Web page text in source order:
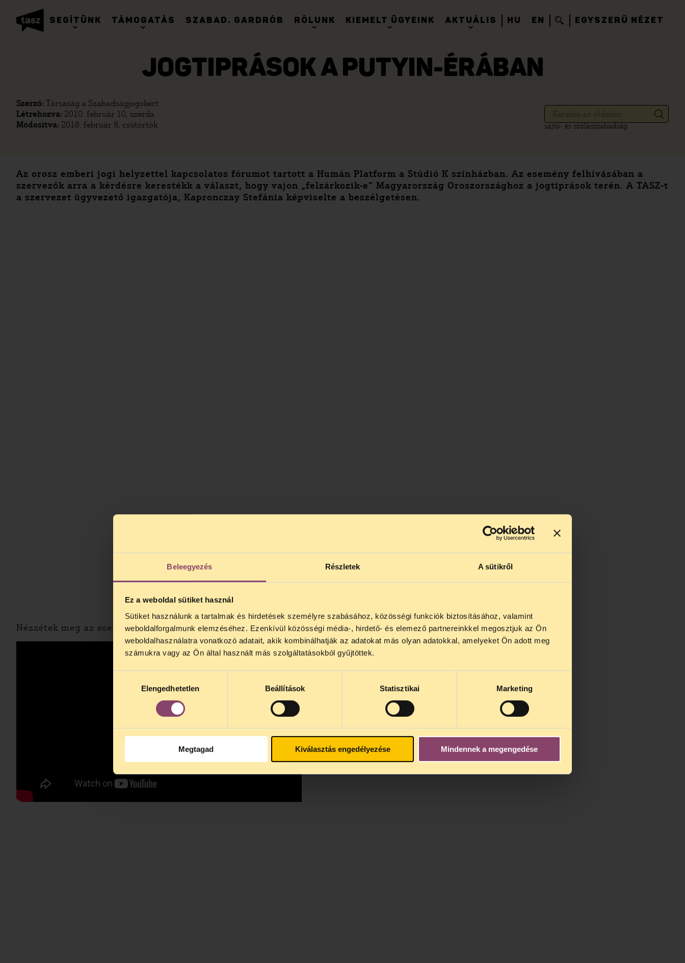
Beleegyezés Részletek A sütikről
Ez a weboldal sütiket használ
Sütiket használunk a tartalmak és hirdetések személyre szabásához, közösségi funkciók biztosításához, valamint
weboldalforgalmunk elemzéséhez. Ezenkívül közösségi média-, hirdető- és elemező partnereinkkel megosztjuk az Ön
weboldalhasználatra vonatkozó adatait, akik kombinálhatják az adatokat más olyan adatokkal, amelyeket Ön adott meg
számukra vagy az Ön által használt más szolgáltatásokból gyűjtöttek.
kiválasztásaElengedhetetlen Beállítások Statisztikai Marketing
Megtagad Kiválasztás engedélyezése Mindennek a megengedése
SEGÍTÜNK TÁMOGATÁS SZABAD. GARDRÓB RÓLUNK KIEMELT ÜGYEINK AKTUÁLIS HU EN EGYSZERŰ NÉZET
JOGTIPRÁSOK A PUTYIN-ÉRÁBAN
Szerző: Társaság a Szabadságjogokért
Létrehozva: 2010. február 10, szerda
Módosítva: 2018. február 8, csütörtök sajtó- és szólásszabadság
Az orosz emberi jogi helyzettel kapcsolatos fórumot tartott a Humán Platform a Stúdió K színházban. Az esemény felhívásában a
szervezők arra a kérdésre kerestékk a választ, hogy vajon „felzárkozik-e” Magyarország Oroszországhoz a jogtiprások terén. A TASZ-t
a szervezet ügyvezető igazgatója, Kapronczay Stefánia képviselte a beszélgetésen.
Nézzétek meg az eseményről készült videóösszefoglalónkat!
TELEFONOS JOGSEGÉLY SZÜNET!
Kedves érdeklődő, Tájékoztatjuk, hogy
telefonos jogsegélyünk július 27 és
augusztus 24 között szünetel
. Az első telefonos jogsegély
augusztus 25-én
kedden, 13 és 15 óra között lesz
jogsegely@tasz.hu
alatt is elér minket.